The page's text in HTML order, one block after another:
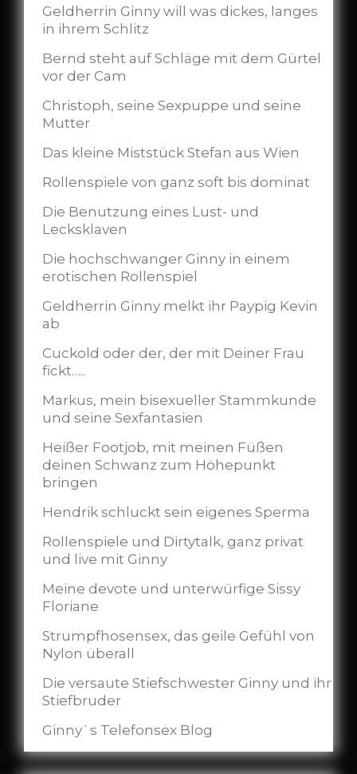
Geldherrin Ginny will was dickes, langes
in ihrem Schlitz
Bernd steht auf Schläge mit dem Gürtel
vor der Cam
Christoph, seine Sexpuppe und seine
Mutter
Das kleine Miststück Stefan aus Wien
Rollenspiele von ganz soft bis dominat
Die Benutzung eines Lust- und
Lecksklaven
Die hochschwanger Ginny in einem
erotischen Rollenspiel
Geldherrin Ginny melkt ihr Paypig Kevin
ab
Cuckold oder der, der mit Deiner Frau
fickt…..
Markus, mein bisexueller Stammkunde
und seine Sexfantasien
Heißer Footjob, mit meinen Füßen
deinen Schwanz zum Höhepunkt
bringen
Hendrik schluckt sein eigenes Sperma
Rollenspiele und Dirtytalk, ganz privat
und live mit Ginny
Meine devote und unterwürfige Sissy
Floriane
Strumpfhosensex, das geile Gefühl von
Nylon überall
Die versaute Stiefschwester Ginny und ihr
Stiefbruder
Ginny`s Telefonsex Blog